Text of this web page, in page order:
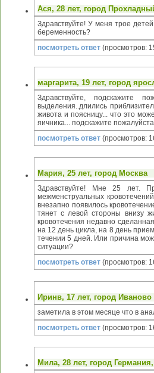
Ася, 28 лет, город
Здравствуйте! У меня трое
беременность?
посмотреть ответ (просмотров:
маргарита, 19 лет, город
Здравствуйте, подскажите
выделения..длились
живота и поясницу... что это
яичника... подскажите
посмотреть ответ (просмотров:
Мария, 25 лет, город Москва
Здравствуйте! Мне 25 лет.
межменструальных
внезапно появилось
тянет с левой стороны внизу
кровотечения недавно
на 12 день цикла, на 8 день
течении 5 дней. Или причина
ситуации?
посмотреть ответ (просмотров:
Иринв, 17 лет, город Иваново
заметила в этом месяце что в
посмотреть ответ (просмотров:
Mила, 28 лет, город Германия,